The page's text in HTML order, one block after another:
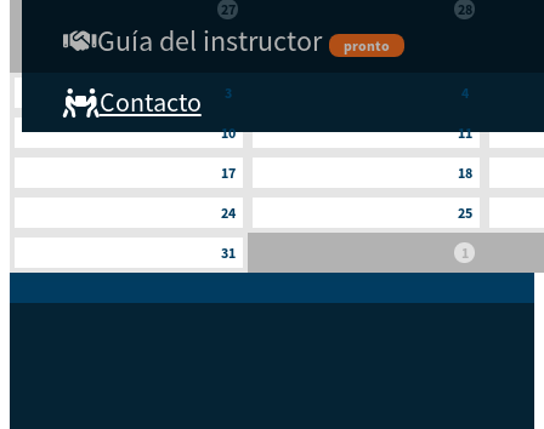
Guía del instructor pronto
Contacto
27 28
3 4
10 11
17 18
24 25
31 1